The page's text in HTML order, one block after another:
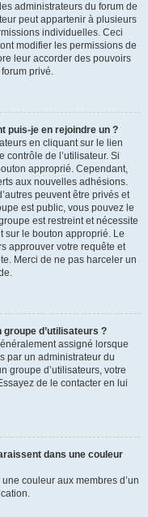
administrateurs du forum de
peut appartenir à plusieurs
individuelles. Ceci
modifier les permissions de
leur accorder des pouvoirs
privé.
puis-je en rejoindre un ?
en cliquant sur le lien
contrôle de l’utilisateur. Si
approprié. Cependant,
aux nouvelles adhésions.
peuvent être privés et
est public, vous pouvez le
est restreint et nécessite
sur le bouton approprié. Le
approuver votre requête et
Merci de ne pas harceler un
d’utilisateurs ?
assigné lorsque
par un administrateur du
groupe d’utilisateurs, votre
de le contacter en lui
dans une couleur
couleur aux membres d’un